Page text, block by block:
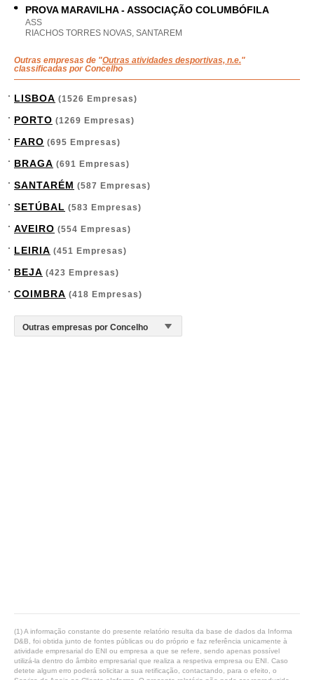
PROVA MARAVILHA - ASSOCIAÇÃO COLUMBÓFILA
ASS
RIACHOS TORRES NOVAS, SANTAREM
Outras empresas de "Outras atividades desportivas, n.e."
classificadas por Concelho
LISBOA (1526 Empresas)
PORTO (1269 Empresas)
FARO (695 Empresas)
BRAGA (691 Empresas)
SANTARÉM (587 Empresas)
SETÚBAL (583 Empresas)
AVEIRO (554 Empresas)
LEIRIA (451 Empresas)
BEJA (423 Empresas)
COIMBRA (418 Empresas)
(1) A informação constante do presente relatório resulta da base de dados da Informa
D&B, foi obtida junto de fontes públicas ou do próprio e faz referência unicamente à
atividade empresarial do ENI ou empresa a que se refere, sendo apenas possível
utilizá-la dentro do âmbito empresarial que realiza a respetiva empresa ou ENI. Caso
detete algum erro poderá solicitar a sua retificação, contactando, para o efeito, o